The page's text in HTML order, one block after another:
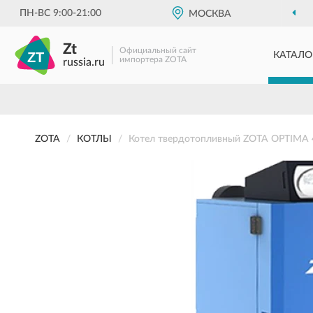
ПН-ВС 9:00-21:00 МОСКВА
Zt
russia.ru
Официальный сайт
импортера ZOTA
ZOTA КОТЛЫ Котел твердотопливный ZOTA